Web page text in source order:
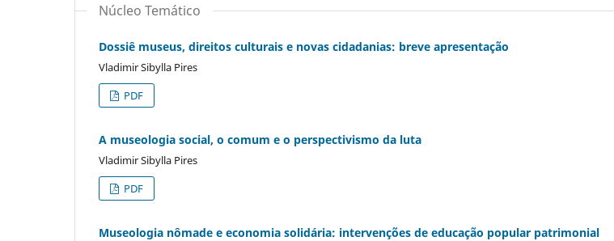
Núcleo Temático
Dossiê museus, direitos culturais e novas cidadanias: breve apresentação
Vladimir Sibylla Pires
PDF
A museologia social, o comum e o perspectivismo da luta
Vladimir Sibylla Pires
PDF
Museologia nômade e economia solidária: intervenções de educação popular patrimonial